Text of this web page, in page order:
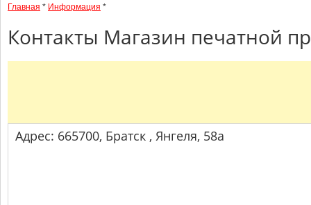
Главная * Информация *
Контакты Магазин печатной
Адрес: 665700, Братск , Янгеля, 58а